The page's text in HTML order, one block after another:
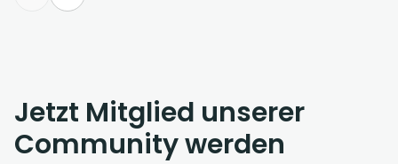
Jetzt Mitglied unserer
Community werden